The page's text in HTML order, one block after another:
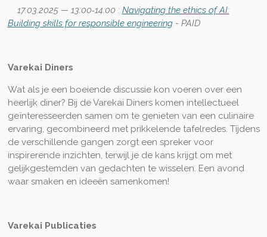
17.03.2025 — 13:00‐14:00 : Navigating the ethics of AI:
Building skills for responsible engineering- PAID
Varekai Diners
Wat als je een boeiende discussie kon voeren over een
heerlijk diner? Bij de Varekai Diners komen intellectueel
geïnteresseerden samen om te genieten van een culinaire
ervaring, gecombineerd met prikkelende tafelredes. Tijdens
de verschillende gangen zorgt een spreker voor
inspirerende inzichten, terwijl je de kans krijgt om met
gelijkgestemden van gedachten te wisselen. Een avond
waar smaken en ideeën samenkomen!
Varekai Publicaties